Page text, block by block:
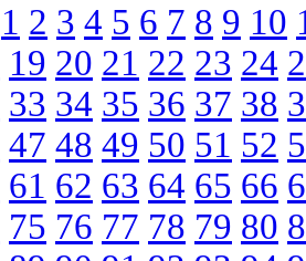
1 2 3 4 5 6 7 8 9 10
19 20 21 22 23 24
33 34 35 36 37 38
47 48 49 50 51 52
61 62 63 64 65 66
75 76 77 78 79 80